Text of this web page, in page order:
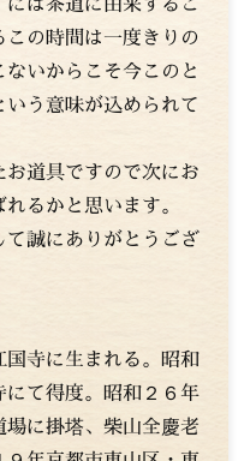
の時間は一度きりの
いからこそ今このと
う意味が込められて
道具ですので次にお
るかと思います。
誠にありがとうござ
寺に生まれる。昭和
にて得度。昭和２６年
に掛塔、柴山全慶老